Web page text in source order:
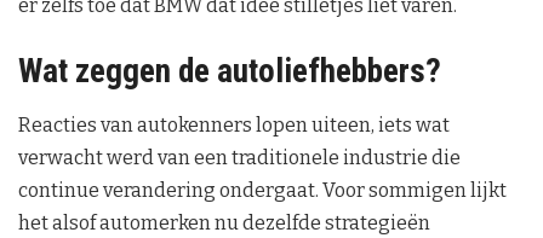
er zelfs toe dat BMW dat idee stilletjes liet varen.
Wat zeggen de autoliefhebbers?
Reacties van autokenners lopen uiteen, iets wat
verwacht werd van een traditionele industrie die
continue verandering ondergaat. Voor sommigen lijkt
het alsof automerken nu dezelfde strategieën